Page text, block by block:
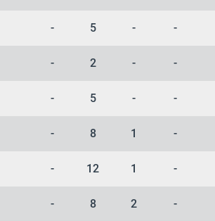
- 5 - -
- 2 - -
- 5 - -
- 8 1 -
- 12 1 -
- 8 2 -